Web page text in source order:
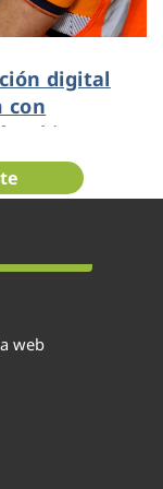
digital
con
abierta
web